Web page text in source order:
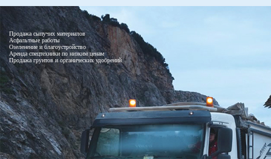
Продажа сыпучих материалов
Асфальтные работы
Озеленение и благоустройство
Аренда спецтехники по низким ценам
Продажа грунтов и органических удобрений